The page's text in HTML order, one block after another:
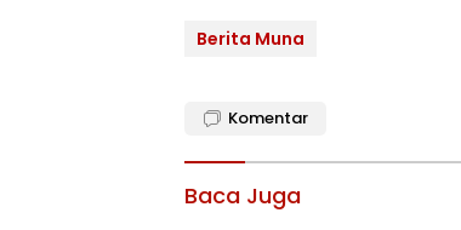
Berita Muna
Komentar
Baca Juga